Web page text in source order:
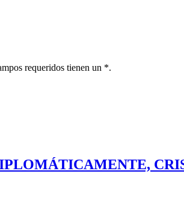
requeridos tienen un *.